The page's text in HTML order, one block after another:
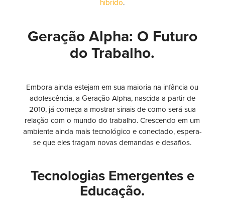
híbrido.
Geração Alpha: O Futuro
do Trabalho.
Embora ainda estejam em sua maioria na infância ou
adolescência, a Geração Alpha, nascida a partir de
2010, já começa a mostrar sinais de como será sua
relação com o mundo do trabalho. Crescendo em um
ambiente ainda mais tecnológico e conectado, espera-
se que eles tragam novas demandas e desafios.
Tecnologias Emergentes e
Educação.